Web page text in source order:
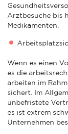
Arztbesuche bis
Medikamenten.
Wenn es einen
es die
arbeiten im
sichert. Im
unbefristete
es ist extrem
Unternehmen